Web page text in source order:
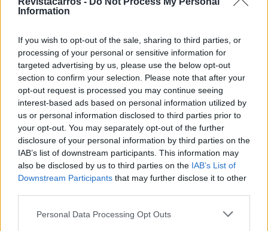
Information
If you wish to opt-out of the sale, sharing to third parties, or
processing of your personal or sensitive information for
targeted advertising by us, please use the below opt-out
section to confirm your selection. Please note that after your
opt-out request is processed you may continue seeing
interest-based ads based on personal information utilized by
us or personal information disclosed to third parties prior to
your opt-out. You may separately opt-out of the further
disclosure of your personal information by third parties on the
IAB’s list of downstream participants. This information may
also be disclosed by us to third parties on the IAB’s List of
Downstream Participants that may further disclose it to other
Personal Data Processing Opt Outs
prometedor; boa forma de armazenar energia em longos
ciclos, e irá desempenhar um papel importante na
descarbonização se produzido de uma forma amiga do
ambiente. A Scania procura adquirir aço livre de fósseis
para os seus camiões uma vez que o hidrogénio irá
desempenhar um papel importante em várias indústrias.
A pilha de combustível é um componente importante do
sistema de carregamento elétrico. Esta solução é
especialmente promissora em áreas com energia
renovável abundante e em áreas rurais distantes da rede
elétrica principal.